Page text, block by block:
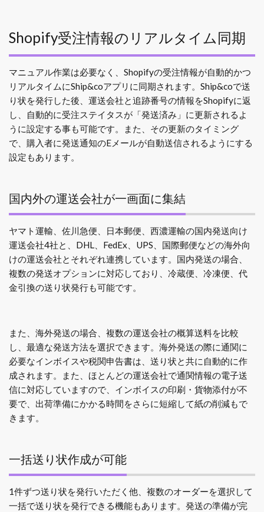
Shopify受注情報のリアルタイム同期
マニュアル作業は必要なく、Shopifyの受注情報が自動的かつ
リアルタイムにShip&coアプリに同期されます。Ship&coで送
り状を発行した後、運送会社と追跡番号の情報をShopifyに返
し、自動的に受注ステイタスが「発送済み」に更新されるよ
うに設定する事も可能です。また、その更新のタイミング
で、購入者に発送通知のEメールが自動送信されるようにする
設定もあります。
国内外の運送会社が一画面に集結
ヤマト運輸、佐川急便、日本郵便、西濃運輸の国内発送向け
運送会社4社と、DHL、FedEx、UPS、国際郵便などの海外向
けの運送会社とそれぞれ連携しています。国内発送の場合、
複数の発送オプションに対応しており、冷蔵便、冷凍便、代
金引換の送り状発行も可能です。
また、海外発送の場合、複数の運送会社の概算送料を比較
し、最適な発送方法を選択できます。海外発送の際に通関に
必要なインボイスや税関申告書は、送り状と共に自動的に作
成されます。また、ほとんどの運送会社で通関情報の電子送
信に対応していますので、インボイスの印刷・貨物添付が不
要で、出荷準備にかかる時間をさらに短縮して紙の削減もで
きます。
一括送り状作成が可能
1件ずつ送り状を発行いただく他、複数のオーダーを選択して
一括で送り状を発行できる機能もあります。発送の準備が完